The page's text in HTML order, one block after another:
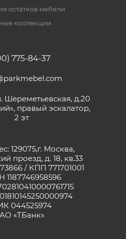
остатков мебели
коллекции
775-84-37
Шереметьевская, д.20
правый эскалатор,
2 эт
129075,г. Москва,
проезд, д. 18, кв.33
/ КПП 771701001
1187746958596
044525974
АО «ТБанк»